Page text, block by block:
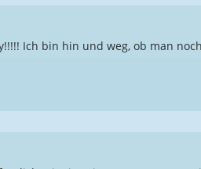
Ich bin hin und weg, ob man